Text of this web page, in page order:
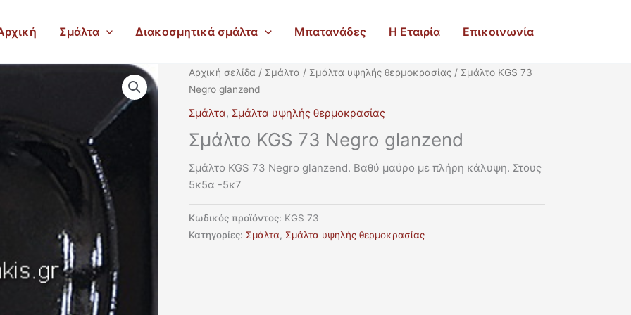
Σμάλτα Διακοσμητικά σμάλτα Μπατανάδες Η Εταιρία Επικοινωνία
Αρχική σελίδα / Σμάλτα / Σμάλτα υψηλής θερμοκρασίας / Σμάλτο KGS 73
Negro glanzend
Σμάλτα, Σμάλτα υψηλής θερμοκρασίας
Σμάλτο KGS 73 Negro glanzend
Σμάλτο KGS 73 Negro glanzend. Βαθύ μαύρο με πλήρη κάλυψη. Στους
5κ5α -5κ7
Κωδικός προϊόντος: KGS 73
Κατηγορίες: Σμάλτα, Σμάλτα υψηλής θερμοκρασίας